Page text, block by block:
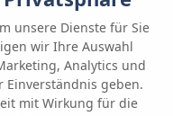
Impressum
AGB
und zu den
gegebenenfalls zum
unsere Dienste für Sie
wir Ihre Auswahl
Analytics und
Einverständnis geben.
mit Wirkung für die